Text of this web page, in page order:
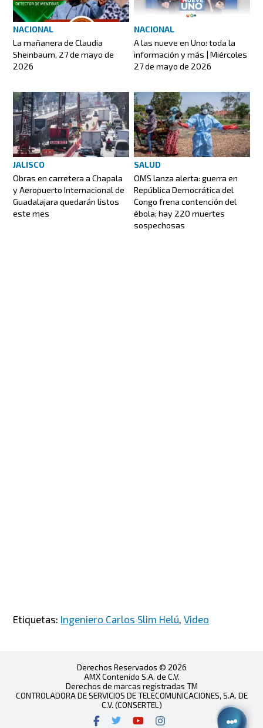
NACIONAL
La mañanera de Claudia
Sheinbaum, 27 de mayo de
2026
NACIONAL
A las nueve en Uno: toda la
información y más | Miércoles
27 de mayo de 2026
JALISCO
Obras en carretera a Chapala
y Aeropuerto Internacional de
Guadalajara quedarán listos
este mes
SALUD
OMS lanza alerta: guerra en
República Democrática del
Congo frena contención del
ébola; hay 220 muertes
sospechosas
Etiquetas: Ingeniero Carlos Slim Helú ,Video
Derechos Reservados © 2026
AMX Contenido S.A. de C.V.
Derechos de marcas registradas TM
CONTROLADORA DE SERVICIOS DE TELECOMUNICACIONES, S.A. DE
C.V. (CONSERTEL)